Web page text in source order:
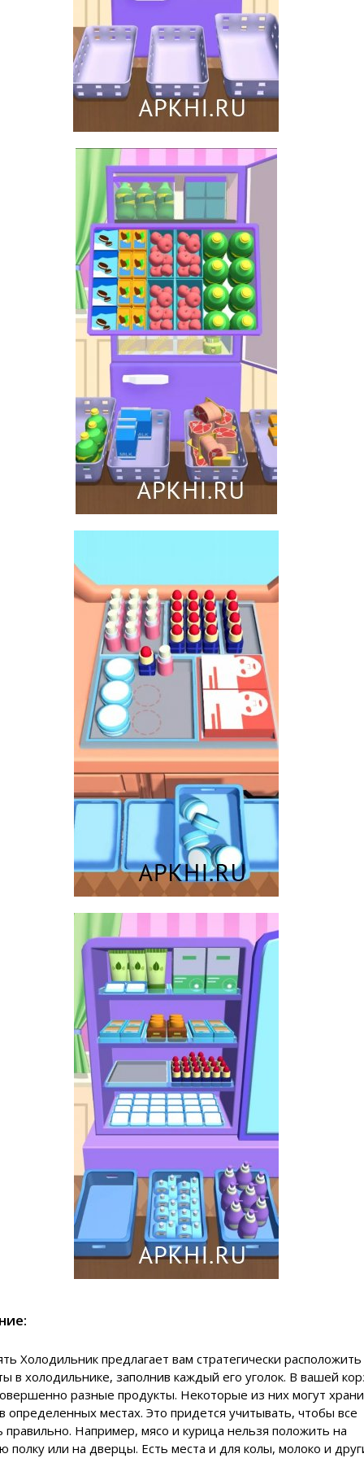
Холодильник предлагает вам стратегически расположить
в холодильнике, заполнив каждый его уголок. В вашей
разные продукты. Некоторые из них могут
определенных местах. Это придется учитывать, чтобы все
правильно. Например, мясо и курица нельзя положить на
полку или на дверцы. Есть места и для колы, молоко и